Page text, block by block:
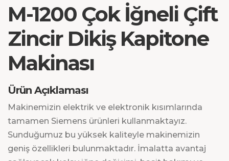
M-1200 Çok İğneli Çift
Zincir Dikiş Kapitone
Makinası
Ürün Açıklaması
Makinemizin elektrik ve elektronik kısımlarında
tamamen Siemens ürünleri kullanmaktayız.
Sunduğumuz bu yüksek kaliteyle makinemizin
geniş özellikleri bulunmaktadır. İmalatta avantaj